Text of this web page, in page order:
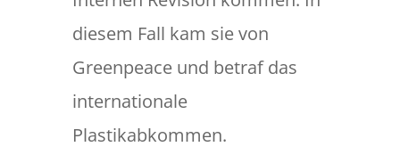
diesem Fall kam sie von
Greenpeace und betraf das
internationale
Plastikabkommen.